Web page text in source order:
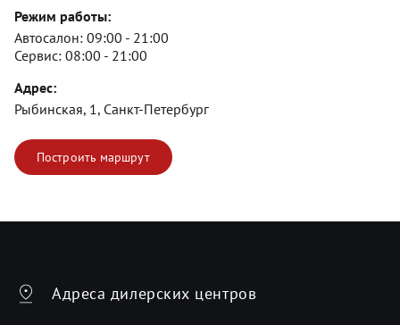
Режим работы:
Автосалон: 09:00 - 21:00
Сервис: 08:00 - 21:00
Адрес:
Рыбинская, 1, Санкт-Петербург
Построить маршрут
Адреса дилерских центров